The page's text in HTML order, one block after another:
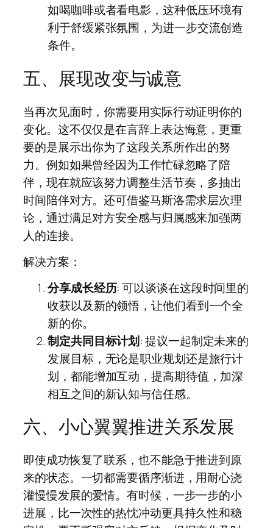
如喝咖啡或者看电影，这种低压环境有
利于舒缓紧张氛围，为进一步交流创造
条件。
五、展现改变与诚意
当再次见面时，你需要用实际行动证明你的
变化。这不仅仅是在言辞上表达悔意，更重
要的是展示出你为了这段关系所作出的努
力。例如如果曾经因为工作忙碌忽略了陪
伴，现在就应该努力调整生活节奏，多抽出
时间陪伴对方。还可借鉴马斯洛需求层次理
论，通过满足对方安全感与归属感来加强两
人的连接。
解决方案：
分享成长经历: 可以谈谈在这段时间里的
收获以及新的领悟，让他们看到一个全
新的你。
制定共同目标计划: 提议一起制定未来的
发展目标，无论是职业规划还是旅行计
划，都能增加互动，提高期待值，加深
相互之间的新认知与信任感。
六、小心翼翼推进关系发展
即使成功恢复了联系，也不能急于推进到原
来的状态。一切都需要循序渐进，用耐心浇
灌慢慢发展的爱情。有时候，一步一步的小
进展，比一次性的热忱冲动更具持久性和稳